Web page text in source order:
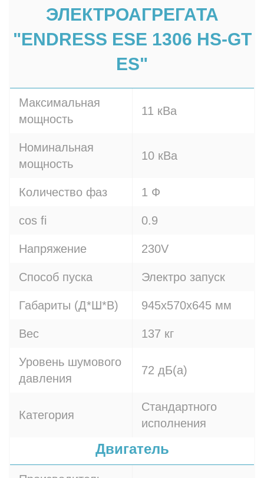
ЭЛЕКТРОАГРЕГАТА
"ENDRESS ESE 1306 HS-GT
ES"
Максимальная
мощность
11 кВа
Номинальная
мощность
10 кВа
Количество фаз 1 Ф
cos fi 0.9
Напряжение 230V
Способ пуска Электро запуск
Габариты (Д*Ш*В) 945х570х645 мм
Вес 137 кг
Уровень шумового
давления
72 дБ(а)
Категория
Стандартного
исполнения
Двигатель